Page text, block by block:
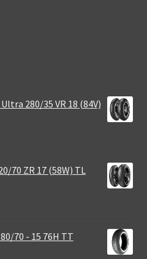
280/35 VR 18 (84V)
70 ZR 17 (58W) TL
70 - 15 76H TT